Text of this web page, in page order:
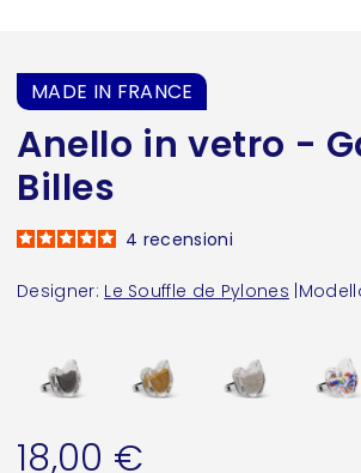
MADE IN FRANCE
Anello in vetro -
Billes
Designer: Le Souffle de Pylones
4 recensioni
18,00 €